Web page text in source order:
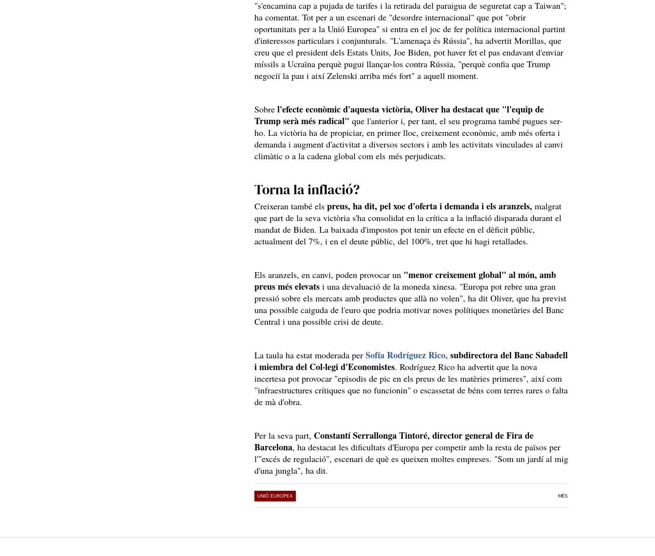
"s'encamina cap a pujada de tarifes i la retirada del paraigua de seguretat cap a Taiwan";
ha comentat. Tot per a un escenari de "desordre internacional" que pot "obrir
oportunitats per a la Unió Europea" si entra en el joc de fer política internacional partint
d'interessos particulars i conjunturals. "L'amenaça és Rússia", ha advertit Morillas, que
creu que el president dels Estats Units, Joe Biden, pot haver fet el pas endavant d'enviar
míssils a Ucraïna perquè pugui llançar-los contra Rússia, "perquè confia que Trump
negociï la pau i així Zelenski arriba més fort" a aquell moment.
Sobre l'efecte econòmic d'aquesta victòria, Oliver ha destacat que "l'equip de
Trump serà més radical" que l'anterior i, per tant, el seu programa també pugues ser-
ho. La victòria ha de propiciar, en primer lloc, creixement econòmic, amb més oferta i
demanda i augment d'activitat a diversos sectors i amb les activitats vinculades al canvi
climàtic o a la cadena global com els més perjudicats.
Torna la inflació?
Creixeran també els preus, ha dit, pel xoc d'oferta i demanda i els aranzels, malgrat
que part de la seva victòria s'ha consolidat en la crítica a la inflació disparada durant el
mandat de Biden. La baixada d'impostos pot tenir un efecte en el dèficit públic,
actualment del 7%, i en el deute públic, del 100%, tret que hi hagi retallades.
Els aranzels, en canvi, poden provocar un "menor creixement global" al món, amb
preus més elevats i una devaluació de la moneda xinesa. "Europa pot rebre una gran
pressió sobre els mercats amb productes que allà no volen", ha dit Oliver, que ha previst
una possible caiguda de l'euro que podria motivar noves polítiques monetàries del Banc
Central i una possible crisi de deute.
La taula ha estat moderada per Sofía Rodríguez Rico, subdirectora del Banc Sabadell
i miembra del Col·legi d'Economistes. Rodríguez Rico ha advertit que la nova
incertesa pot provocar "episodis de pic en els preus de les matèries primeres", així com
"infraestructures crítiques que no funcionin" o escassetat de béns com terres rares o falta
de mà d'obra.
Per la seva part, Constantí Serrallonga Tintoré, director general de Fira de
Barcelona, ha destacat les dificultats d'Europa per competir amb la resta de països per
l'"excés de regulació", escenari de què es queixen moltes empreses. "Som un jardí al mig
d'una jungla", ha dit.
UNIÓ EUROPEA MÉS